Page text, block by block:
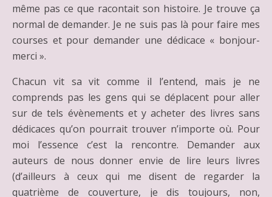
même pas ce que racontait son histoire. Je trouve ça
normal de demander. Je ne suis pas là pour faire mes
courses et pour demander une dédicace « bonjour-
merci ».
Chacun vit sa vit comme il l’entend, mais je ne
comprends pas les gens qui se déplacent pour aller
sur de tels évènements et y acheter des livres sans
dédicaces qu’on pourrait trouver n’importe où. Pour
moi l’essence c’est la rencontre. Demander aux
auteurs de nous donner envie de lire leurs livres
(d’ailleurs à ceux qui me disent de regarder la
quatrième de couverture, je dis toujours, non,